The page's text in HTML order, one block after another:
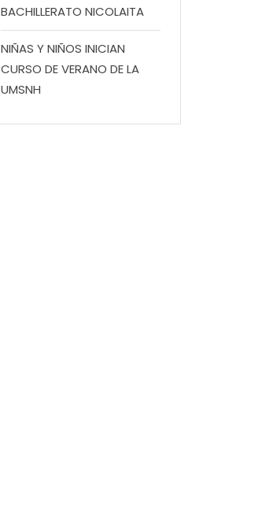
BACHILLERATO NICOLAITA
NIÑAS Y NIÑOS INICIAN
CURSO DE VERANO DE LA
UMSNH